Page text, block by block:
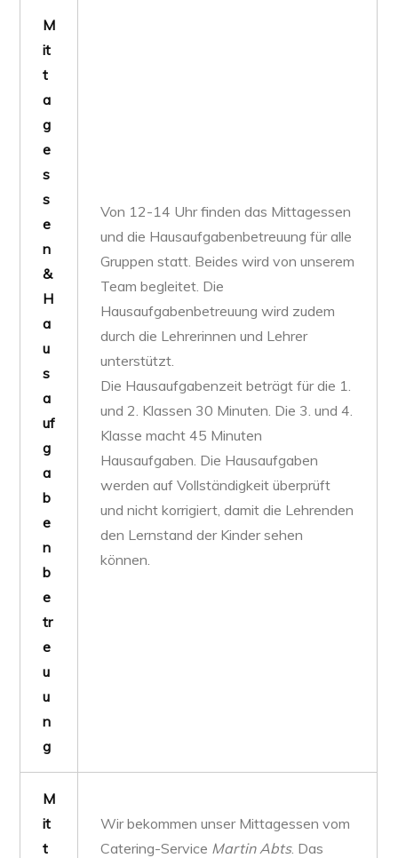
M
it
t
a
g
e
s
s
e
n
&
H
a
u
s
a
uf
g
a
b
e
n
b
e
tr
e
u
u
n
g
Von 12-14 Uhr finden das Mittagessen
und die Hausaufgabenbetreuung für alle
Gruppen statt. Beides wird von unserem
Team begleitet. Die
Hausaufgabenbetreuung wird zudem
durch die Lehrerinnen und Lehrer
unterstützt.
Die Hausaufgabenzeit beträgt für die 1.
und 2. Klassen 30 Minuten. Die 3. und 4.
Klasse macht 45 Minuten
Hausaufgaben. Die Hausaufgaben
werden auf Vollständigkeit überprüft
und nicht korrigiert, damit die Lehrenden
den Lernstand der Kinder sehen
können.
M
it
t
Wir bekommen unser Mittagessen vom
Catering-Service Martin Abts. Das